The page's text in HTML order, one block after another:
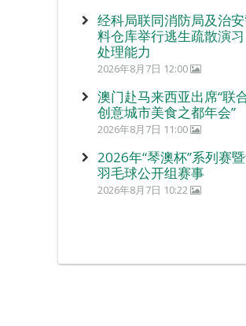
经科局联同消防局及治
料仓库举行逃生疏散演
处理能力
2026年8月7日 12:00
澳门赴马来西亚出席“联
创意城市美食之都年会”
2026年8月7日 11:00
2026年“琴澳杯”系列赛
羽毛球公开组赛事
2026年8月7日 10:22